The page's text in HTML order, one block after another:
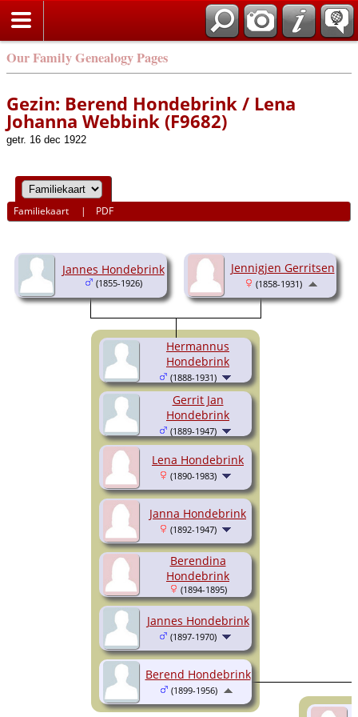
Our Family Genealogy Pages
Gezin: Berend Hondebrink / Lena
Johanna Webbink (F9682)
getr. 16 dec 1922
Familiekaart | PDF
Jannes Hondebrink
(1855-1926)
Jennigjen Gerritsen
(1858-1931)
Hermannus
Hondebrink
(1888-1931)
Gerrit Jan
Hondebrink
(1889-1947)
Lena Hondebrink
(1890-1983)
Janna Hondebrink
(1892-1947)
Berendina
Hondebrink
(1894-1895)
Jannes Hondebrink
(1897-1970)
Berend Hondebrink
(1899-1956)